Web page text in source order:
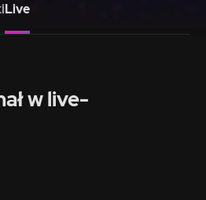
Live
w live-